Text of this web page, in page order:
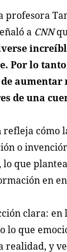
profesora
a CNN
Por lo
aumentar
de una
refleja cómo
o
que
en
clara: en
lo que
realidad, y